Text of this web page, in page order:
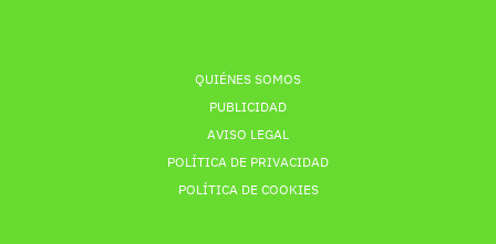
QUIÉNES SOMOS
PUBLICIDAD
AVISO LEGAL
POLÍTICA DE PRIVACIDAD
POLÍTICA DE COOKIES